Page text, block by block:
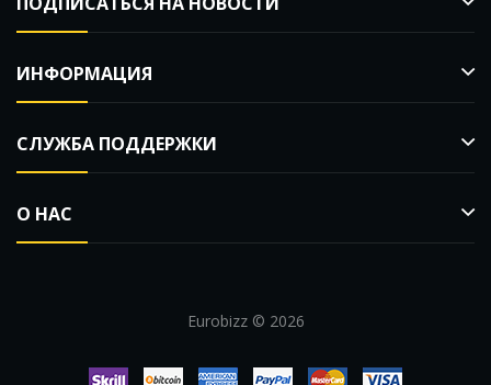
ИНФОРМАЦИЯ
СЛУЖБА ПОДДЕРЖКИ
О НАС
Eurobizz © 2026